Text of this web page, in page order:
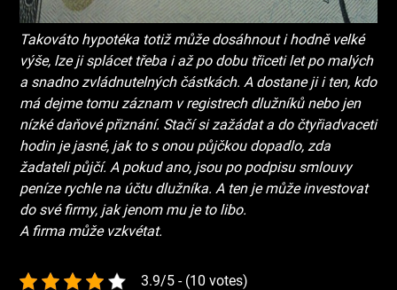
Takováto hypotéka totiž může dosáhnout i hodně velké
výše, lze ji splácet třeba i až po dobu třiceti let po malých
a snadno zvládnutelných částkách. A dostane ji i ten, kdo
má dejme tomu záznam v registrech dlužníků nebo jen
nízké daňové přiznání. Stačí si zažádat a do čtyřiadvaceti
hodin je jasné, jak to s onou půjčkou dopadlo, zda
žadateli půjčí. A pokud ano, jsou po podpisu smlouvy
peníze rychle na účtu dlužníka. A ten je může investovat
do své firmy, jak jenom mu je to libo.
A firma může vzkvétat.
3.9/5 - (10 votes)